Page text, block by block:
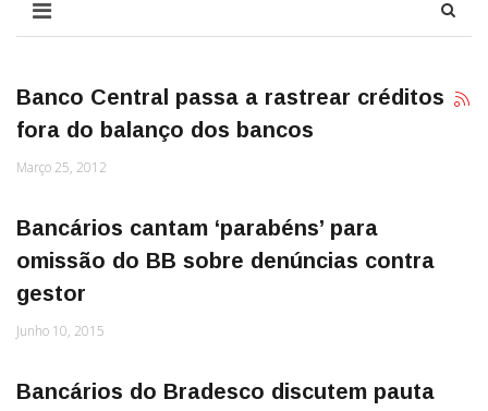
Banco Central passa a rastrear créditos
fora do balanço dos bancos
Março 25, 2012
Bancários cantam ‘parabéns’ para
omissão do BB sobre denúncias contra
gestor
Junho 10, 2015
Bancários do Bradesco discutem pauta